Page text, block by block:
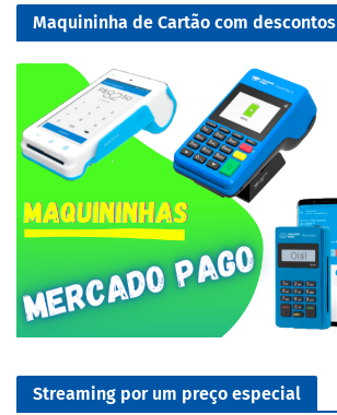
Maquininha de Cartão com descontos
Streaming por um preço especial